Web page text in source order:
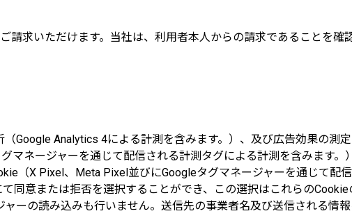
求いただけます。当社は、利用者本人からの請求であることを確
Analytics 4による計測を含みます。）、及び広告効果の測定
ネージャーを通じて配信される計測タグによる計測を含みます。
（X Pixel、Meta Pixel並びにGoogleタグマネージャーを通じて配
意または拒否を選択することができ、この選択はこれらのCookie
ーの読み込みも行いません。送信先の事業者名及び送信される情